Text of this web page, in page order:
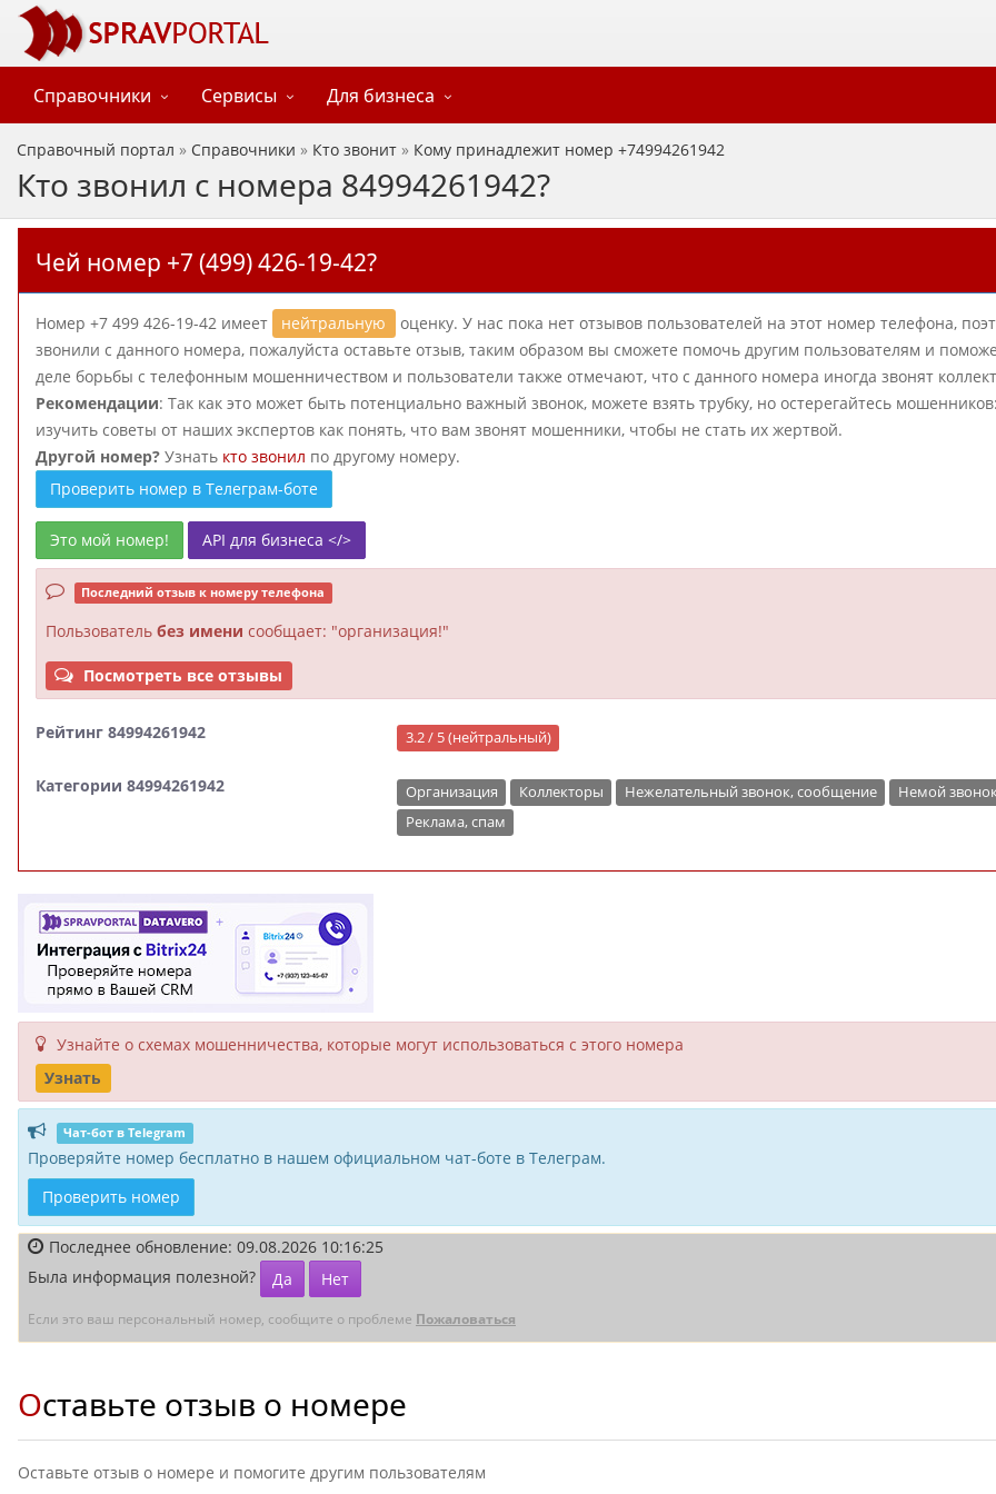
Справочники Сервисы Для бизнеса
Справочный портал » Справочники » Кто звонит » Кому принадлежит номер +74994261942
Кто звонил с номера 84994261942?
Чей номер +7 (499) 426-19-42?
Номер +7 499 426-19-42 имеет нейтральную
оценку. У нас пока нет отзывов пользователей на этот номер телефона,
звонили с данного номера, пожалуйста оставьте отзыв, таким образом вы сможете помочь другим пользователям и
деле борьбы с телефонным мошенничеством и пользователи также отмечают, что с данного номера иногда звонят
Рекомендации: Так как это может быть потенциально важный звонок, можете взять трубку, но остерегайтесь
изучить советы от наших экспертов как понять, что вам звонят мошенники, чтобы не стать их жертвой.
Другой номер? Узнать кто звонил по другому номеру.
Проверить номер в Телеграм-боте
Это мой номер! API для бизнеса </>
Последний отзыв к номеру телефона
Пользователь без имени сообщает: "организация!"
Посмотреть все отзывы
Рейтинг 84994261942 3.2 / 5 (нейтральный)
Категории 84994261942 Организация Коллекторы Нежелательный звонок, сообщение
Немой
Реклама, спам
Узнайте о схемах мошенни­чества, кото­рые могут исполь­зоваться с этого номера
Узнать
Чат-бот в Telegram
Проверяйте номер бесплатно в нашем официальном чат-боте в Телеграм.
Проверить номер
Последнее обновление: 09.08.2026 10:16:25
Была информация полезной?
Да Нет
Если это ваш персональный номер, сообщите о проблеме Пожаловаться
Оставьте отзыв о номере
Оставьте отзыв о номере и помогите другим пользователям